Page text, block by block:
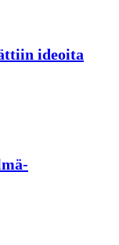
ideoita